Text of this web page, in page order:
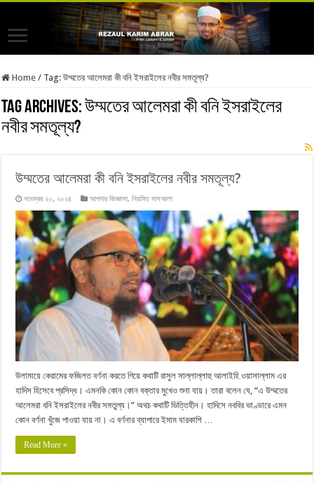
Home / Tag:উম্মতের আলেমরা কী বনি ইসরাইলের নবীর সমতূল্য?
Tag Archives:উম্মতের আলেমরা কী বনি ইসরাইলের
নবীর সমতূল্য?
উম্মতের আলেমরা কী বনি ইসরাইলের নবীর সমতূল্য?
নভেম্বর ২০, ২০২৪ আপনার জিজ্ঞাসা,নিয়মিত মাসআলা
উলামায়ে কেরামের ফজিলত বর্ণনা করতে গিয়ে কথাটি রাসুল সাল্লাল্লাহু আলাইহি ওয়াসাল্লাম এর
হাদিস হিসেবে প্রসিদ্ধ। এমনকি কোন কোন বক্তার মুখেও শুনা যায়। তারা বলেন যে, “এ উম্মতের
আলেমরা বনি ইসরাইলের নবীর সমতুল্য।” অথচ কথাটি ভিত্তিহীন। হাদিসে নববির ভাণ্ডারে এমন
কোন বর্ণনা খুঁজে পাওয়া যায় না। এ বর্ণনার ব্যাপারে ইমাম যারকাশি …
Read More »